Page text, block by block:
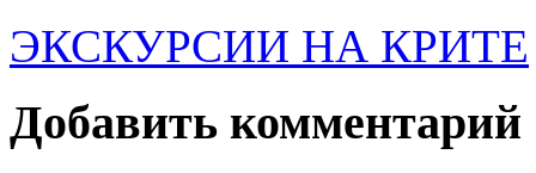
ЭКСКУРСИИ НА КРИТЕ
Добавить комментарий